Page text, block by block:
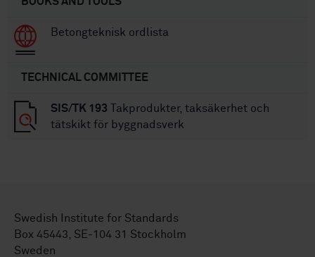
Betongteknisk ordlista
TECHNICAL COMMITTEE
SIS/TK 193 Takprodukter, taksäkerhet och
tätskikt för byggnadsverk
Swedish Institute for Standards
Box 45443, SE-104 31 Stockholm
Sweden